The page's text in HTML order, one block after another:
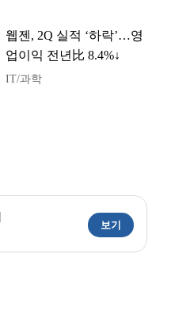
웹젠, 2Q 실적 ‘하락’…영
업이익 전년比 8.4%↓
IT/과학
보기